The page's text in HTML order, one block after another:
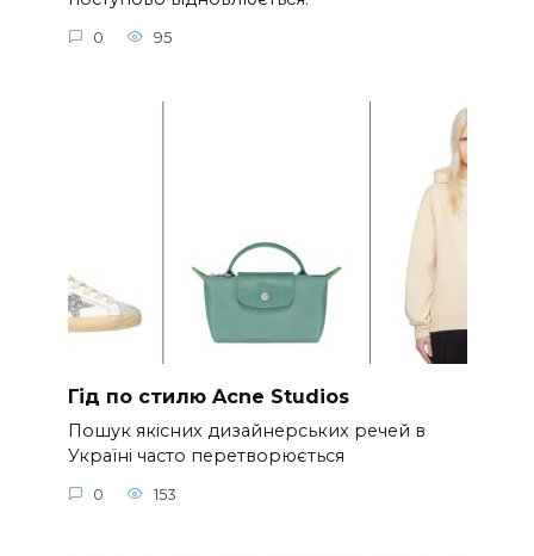
0 95
Гід по стилю Acne Studios
Пошук якісних дизайнерських речей в
Україні часто перетворюється
0 153